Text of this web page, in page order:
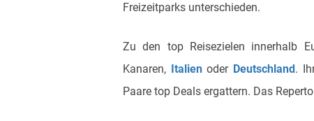
Freizeitparks unterschieden.
Zu den top Reisezielen innerhalb
Kanaren,
Italienoder Deutschland .
Paare top Deals ergattern. Das